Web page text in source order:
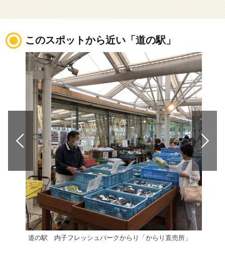
このスポットから近い「道の駅」
道の駅 内子フレッシュパークからり「からり直売所」